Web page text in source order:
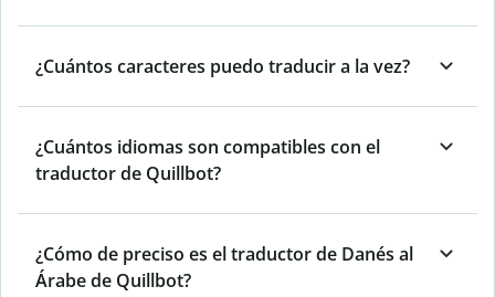
¿Cuántos caracteres puedo traducir a la vez?
¿Cuántos idiomas son compatibles con el
traductor de Quillbot?
¿Cómo de preciso es el traductor de Danés al
Árabe de Quillbot?